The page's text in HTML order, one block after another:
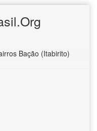
Bação (Itabirito)